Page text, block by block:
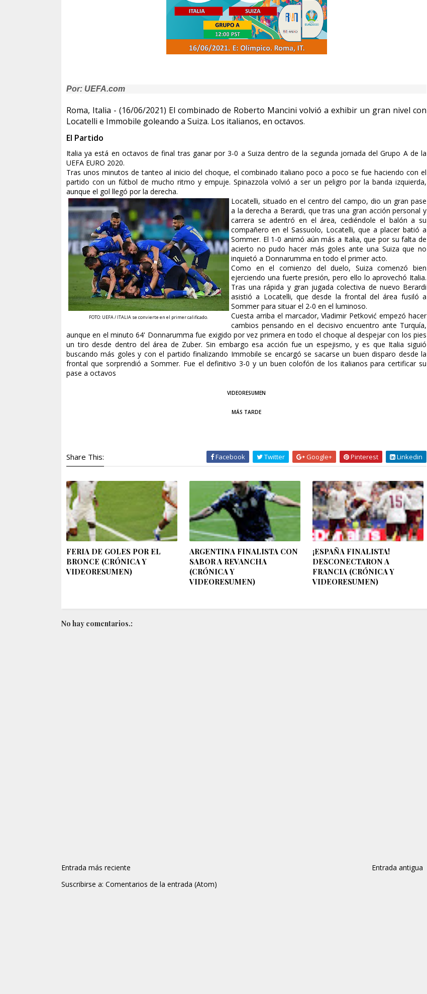
Por: UEFA.com
Roma, Italia - (16/06/2021) El combinado de Roberto Mancini volvió a exhibir un gran nivel con
Locatelli e Immobile goleando a Suiza. Los italianos, en octavos.
El Partido
Italia ya está en octavos de final tras ganar por 3-0 a Suiza dentro de la segunda jornada del Grupo A de la
UEFA EURO 2020.
Tras unos minutos de tanteo al inicio del choque, el combinado italiano poco a poco se fue haciendo con el
partido con un fútbol de mucho ritmo y empuje. Spinazzola volvió a ser un peligro por la banda izquierda,
aunque el gol llegó por la derecha.
FOTO: UEFA / ITALIA se convierte en el primer calificado.
Locatelli, situado en el centro del campo, dio un gran pase
a la derecha a Berardi, que tras una gran acción personal y
carrera se adentró en el área, cediéndole el balón a su
compañero en el Sassuolo, Locatelli, que a placer batió a
Sommer. El 1-0 animó aún más a Italia, que por su falta de
acierto no pudo hacer más goles ante una Suiza que no
inquietó a Donnarumma en todo el primer acto.
Como en el comienzo del duelo, Suiza comenzó bien
ejerciendo una fuerte presión, pero ello lo aprovechó Italia.
Tras una rápida y gran jugada colectiva de nuevo Berardi
asistió a Locatelli, que desde la frontal del área fusiló a
Sommer para situar el 2-0 en el luminoso.
Cuesta arriba el marcador, Vladimir Petković empezó hacer
cambios pensando en el decisivo encuentro ante Turquía,
aunque en el minuto 64' Donnarumma fue exigido por vez primera en todo el choque al despejar con los pies
un tiro desde dentro del área de Zuber. Sin embargo esa acción fue un espejismo, y es que Italia siguió
buscando más goles y con el partido finalizando Immobile se encargó se sacarse un buen disparo desde la
frontal que sorprendió a Sommer. Fue el definitivo 3-0 y un buen colofón de los italianos para certificar su
pase a octavos
VIDEORESUMEN
MÁS TARDE
Share This: Facebook Twitter Google+ Pinterest Linkedin
FERIA DE GOLES POR EL
BRONCE (CRÓNICA Y
VIDEORESUMEN)
ARGENTINA FINALISTA CON
SABOR A REVANCHA
(CRÓNICA Y
VIDEORESUMEN)
¡ESPAÑA FINALISTA!
DESCONECTARON A
FRANCIA (CRÓNICA Y
VIDEORESUMEN)
No hay comentarios.:
Entrada más reciente
Entrada antigua
Suscribirse a: Comentarios de la entrada (Atom)